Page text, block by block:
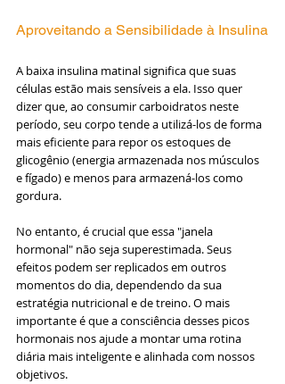
Aproveitando a Sensibilidade à Insulina
A baixa insulina matinal significa que suas
células estão mais sensíveis a ela. Isso quer
dizer que, ao consumir carboidratos neste
período, seu corpo tende a utilizá-los de forma
mais eficiente para repor os estoques de
glicogênio (energia armazenada nos músculos
e fígado) e menos para armazená-los como
gordura.
No entanto, é crucial que essa "janela
hormonal" não seja superestimada. Seus
efeitos podem ser replicados em outros
momentos do dia, dependendo da sua
estratégia nutricional e de treino. O mais
importante é que a consciência desses picos
hormonais nos ajude a montar uma rotina
diária mais inteligente e alinhada com nossos
objetivos.